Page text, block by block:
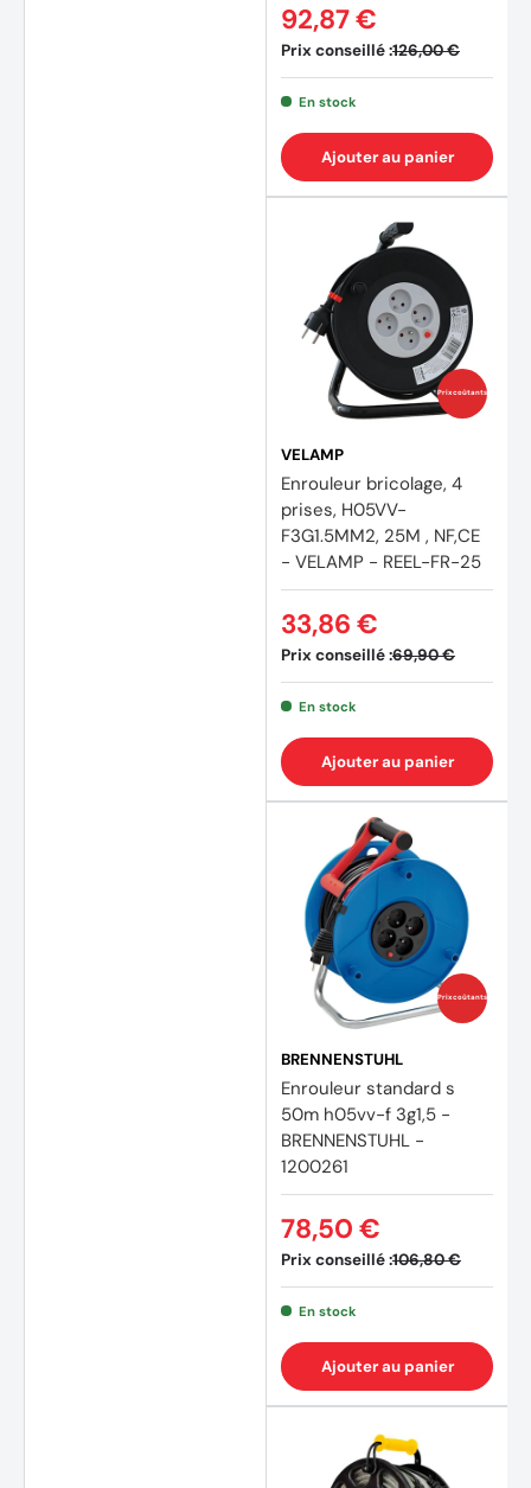
Prix conseillé :126,00 €
92,87 €
En stock
Ajouter au panier
Prix coûtants
VELAMP
Enrouleur bricolage, 4
prises, H05VV-
F3G1.5MM2, 25M , NF,CE
- VELAMP - REEL-FR-25
Prix conseillé :69,90 €
33,86 €
En stock
Ajouter au panier
Prix coûtants
BRENNENSTUHL
Enrouleur standard s
50m h05vv-f 3g1,5 -
BRENNENSTUHL -
1200261
Prix conseillé :106,80 €
78,50 €
En stock
Ajouter au panier